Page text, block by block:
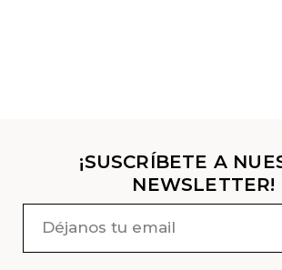
¡SUSCRÍBETE A
NEWSLETTER!